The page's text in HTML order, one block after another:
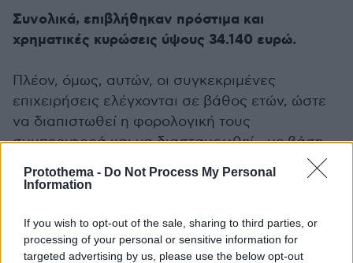
Protothema - Do Not Process My Personal
Information
If you wish to opt-out of the sale, sharing to third parties, or
processing of your personal or sensitive information for
targeted advertising by us, please use the below opt-out
Συνολικά, επιβλήθηκαν πρόστιμα και
χρηματικές κυρώσεις ύψους 34.140 ευρώ.
Πλέον, όμως, αυτών, οι συγκεκριμένες
επιχειρήσεις ελέγχονται σε βάθος ετών, ώστε
να διαπιστωθεί η φορολογική τους
συμπεριφορά και να διασταυρωθεί - με βάση
myDATA - αν υπάρχουν
και άλλες παραβάσεις.
Οι έλεγχοι συνεχίζονται εντατικά σε όλη τη
χώρα.